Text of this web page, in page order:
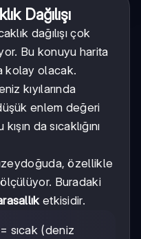
Dağılışı
dağılışı çok
Bu konuyu harita
kolay olacak.
kıyılarında
enlem değeri
da sıcaklığını
özellikle
Buradaki
etkisidir.
sıcak (deniz